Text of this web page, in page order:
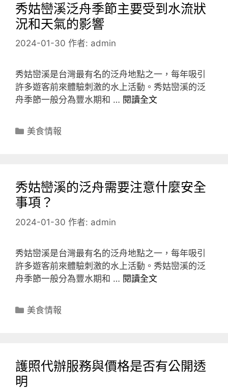
秀姑巒溪泛舟季節主要受到水流狀
況和天氣的影響
2024-01-30 作者: admin
秀姑巒溪是台灣最有名的泛舟地點之一，每年吸引
許多遊客前來體驗刺激的水上活動。秀姑巒溪的泛
舟季節一般分為豐水期和 … 閱讀全文
分
美食情報
秀姑巒溪的泛舟需要注意什麼安全
事項？
2024-01-30 作者: admin
秀姑巒溪是台灣最有名的泛舟地點之一，每年吸引
許多遊客前來體驗刺激的水上活動。秀姑巒溪的泛
舟季節一般分為豐水期和 … 閱讀全文
分
美食情報
護照代辦服務與價格是否有公開透
明